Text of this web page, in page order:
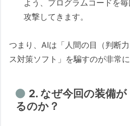
よう、プログラムコードを
攻撃してきます。
つまり、AIは「人間の目（判断
ス対策ソフト」を騙すのが非常に
2. なぜ今回の装備
るのか？